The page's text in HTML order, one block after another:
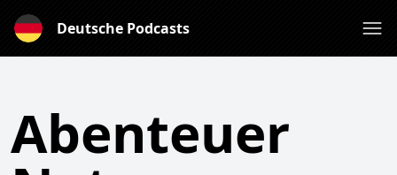
Deutsche Podcasts
Abenteuer